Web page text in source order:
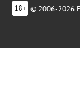
18+ © 2006-2026